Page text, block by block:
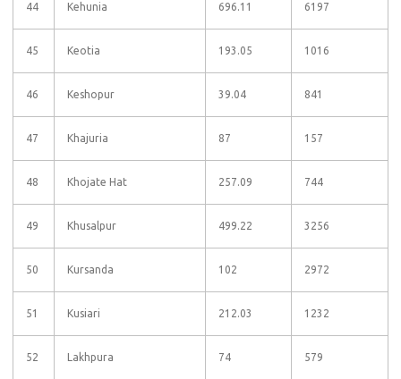
44 Kehunia 696.11 6197
45 Keotia 193.05 1016
46 Keshopur 39.04 841
47 Khajuria 87 157
48 Khojate Hat 257.09 744
49 Khusalpur 499.22 3256
50 Kursanda 102 2972
51 Kusiari 212.03 1232
52 Lakhpura 74 579